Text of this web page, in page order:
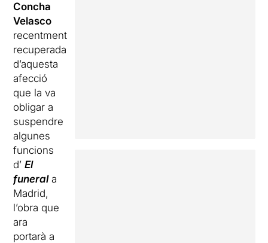
Concha
Velasco
recentment
recuperada
d’aquesta
afecció
que la va
obligar a
suspendre
algunes
funcions
d’El
funeral a
Madrid,
l’obra que
ara
portarà a